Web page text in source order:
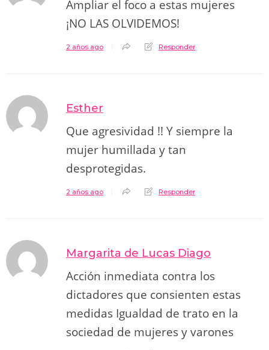
Ampliar el foco a estas mujeres
¡NO LAS OLVIDEMOS!
2 años ago Responder
Esther
Que agresividad !! Y siempre la
mujer humillada y tan
desprotegidas.
2 años ago Responder
Margarita de Lucas Diago
Acción inmediata contra los
dictadores que consienten estas
medidas Igualdad de trato en la
sociedad de mujeres y varones